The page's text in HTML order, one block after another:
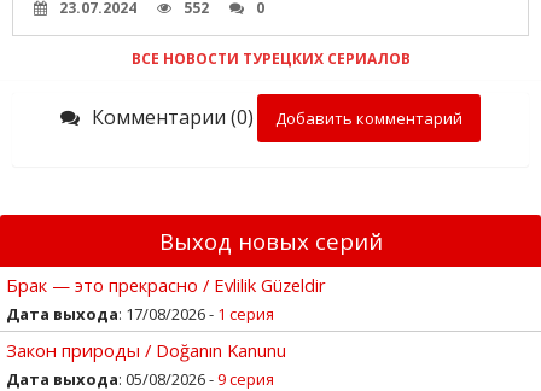
23.07.2024 552 0
ВСЕ НОВОСТИ ТУРЕЦКИХ СЕРИАЛОВ
Комментарии (0) Добавить комментарий
Выход новых серий
Брак — это прекрасно / Evlilik Güzeldir
Дата выхода: 17/08/2026 - 1 серия
Закон природы / Doğanın Kanunu
Дата выхода: 05/08/2026 -9 серия